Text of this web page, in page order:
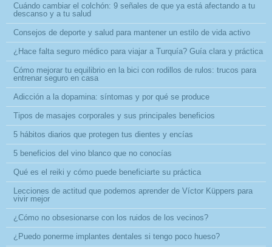
Cuándo cambiar el colchón: 9 señales de que ya está afectando a tu
descanso y a tu salud
Consejos de deporte y salud para mantener un estilo de vida activo
¿Hace falta seguro médico para viajar a Turquía? Guía clara y práctica
Cómo mejorar tu equilibrio en la bici con rodillos de rulos: trucos para
entrenar seguro en casa
Adicción a la dopamina: síntomas y por qué se produce
Tipos de masajes corporales y sus principales beneficios
5 hábitos diarios que protegen tus dientes y encías
5 beneficios del vino blanco que no conocías
Qué es el reiki y cómo puede beneficiarte su práctica
Lecciones de actitud que podemos aprender de Víctor Küppers para
vivir mejor
¿Cómo no obsesionarse con los ruidos de los vecinos?
¿Puedo ponerme implantes dentales si tengo poco hueso?